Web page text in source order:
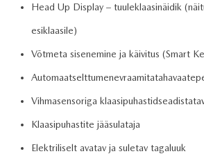
Head Up Display – tuuleklaasinäidik
esiklaasile)
Võtmeta sisenemine ja käivitus (Smart
Vihmasensoriga
Klaasipuhastite jääsulataja
Elektriliselt avatav ja suletav tagaluuk